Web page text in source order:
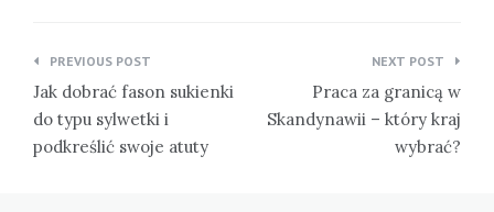
Nawigacja
wpisu
PREVIOUS POST
Jak dobrać fason sukienki
do typu sylwetki i
podkreślić swoje atuty
NEXT POST
Praca za granicą w
Skandynawii – który kraj
wybrać?